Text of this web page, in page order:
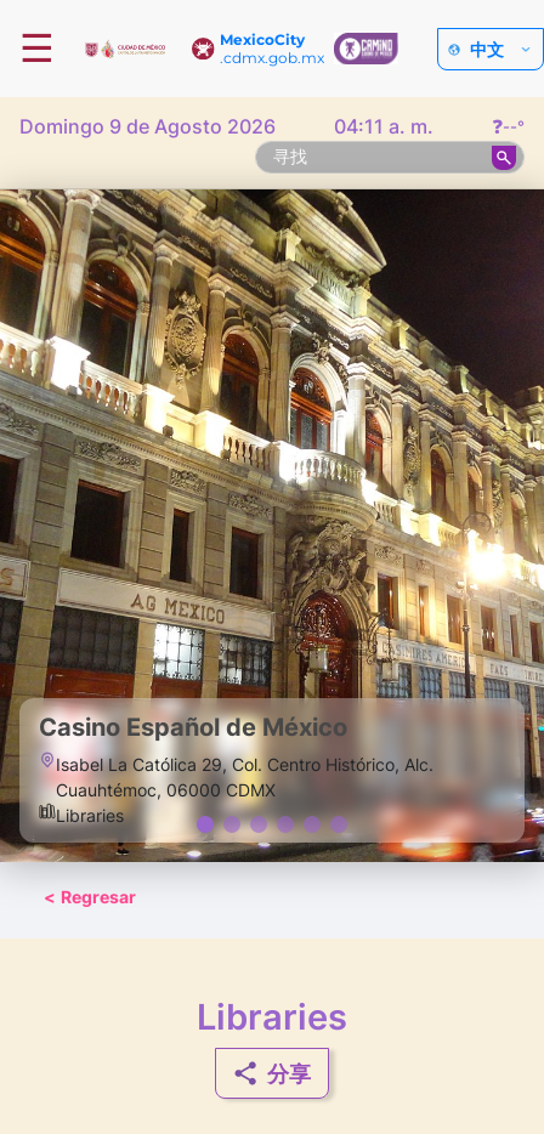
MexicoCity
.cdmx.gob.mx
☰ 中文
Domingo 9 de Agosto 2026 04:11 a. m. ❓--°
Casino Español de México
Isabel La Católica 29, Col. Centro Histórico, Alc.
Cuauhtémoc, 06000 CDMX
Libraries
< Regresar
Libraries
分享